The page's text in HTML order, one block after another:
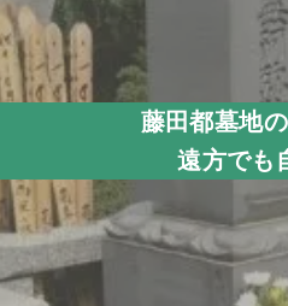
藤田都墓地
遠方でも